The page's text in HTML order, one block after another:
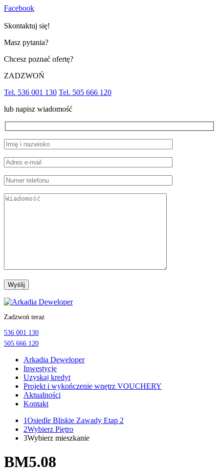
Facebook
Skontaktuj się!
Masz pytania?
Chcesz poznać ofertę?
ZADZWOŃ
Tel. 536 001 130 Tel. 505 666 120
lub napisz wiadomość
Przejdź
treści
Zadzwoń teraz
536 001 130
505 666 120
Arkadia Deweloper
Inwestycje
Uzyskaj kredyt
Projekt i wykończenie wnętrz VOUCHERY
Aktualności
Kontakt
1Osiedle Bliskie Zawady Etap 2
2Wybierz Piętro
3Wybierz mieszkanie
BM5.08